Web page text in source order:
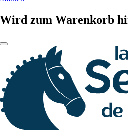
Wird zum Warenkorb